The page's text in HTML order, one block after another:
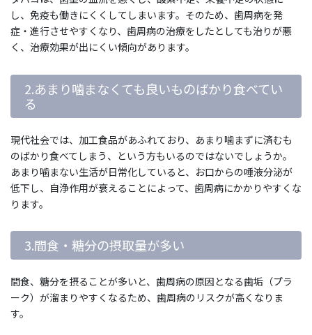
し、免疫も働きにくくしてしまいます。そのため、歯周病を発
症・進行させやすくなり、歯周病の治療をしたとしても治りが悪
く、治療効果が出にくい傾向があります。
2.あまり噛まなくても良いものばかり食べてい
る
現代社会では、加工食品があふれており、あまり噛まずに済むも
のばかり食べてしまう、という方もいるのではないでしょうか。
あまり噛まない生活が日常化していると、お口からの唾液分泌が
低下し、自浄作用が衰えることによって、歯周病にかかりやすくな
ります。
3.間食・糖分の摂取量が多い
間食、糖分を摂ることが多いと、歯周病の原因となる歯垢（プラ
ーク）が溜まりやすくなるため、歯周病のリスクが高くなりま
す。